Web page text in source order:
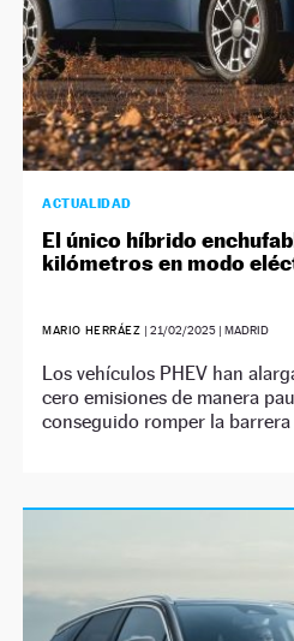
ACTUALIDAD
El único híbrido
kilómetros en modo
MARIO HERRÁEZ |21/02/2025 | MADRID
Los vehículos PHEV han
cero emisiones de manera
conseguido romper la